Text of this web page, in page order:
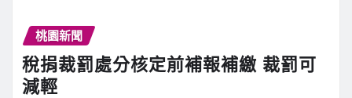
桃園新聞
稅捐裁罰處分核定前補報補繳 裁罰可
減輕